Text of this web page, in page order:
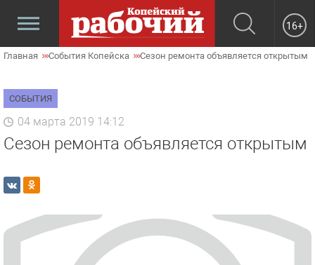
16+
Главная События Копейска Сезон ремонта объявляется открытым
СОБЫТИЯ
04 марта 2019 14:12
Сезон ремонта объявляется открытым